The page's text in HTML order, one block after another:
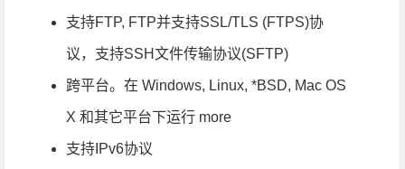
支持FTP, FTP并支持SSL/TLS (FTPS)协
议，支持SSH文件传输协议(SFTP)
跨平台。在 Windows, Linux, *BSD, Mac OS
X 和其它平台下运行 more
支持IPv6协议